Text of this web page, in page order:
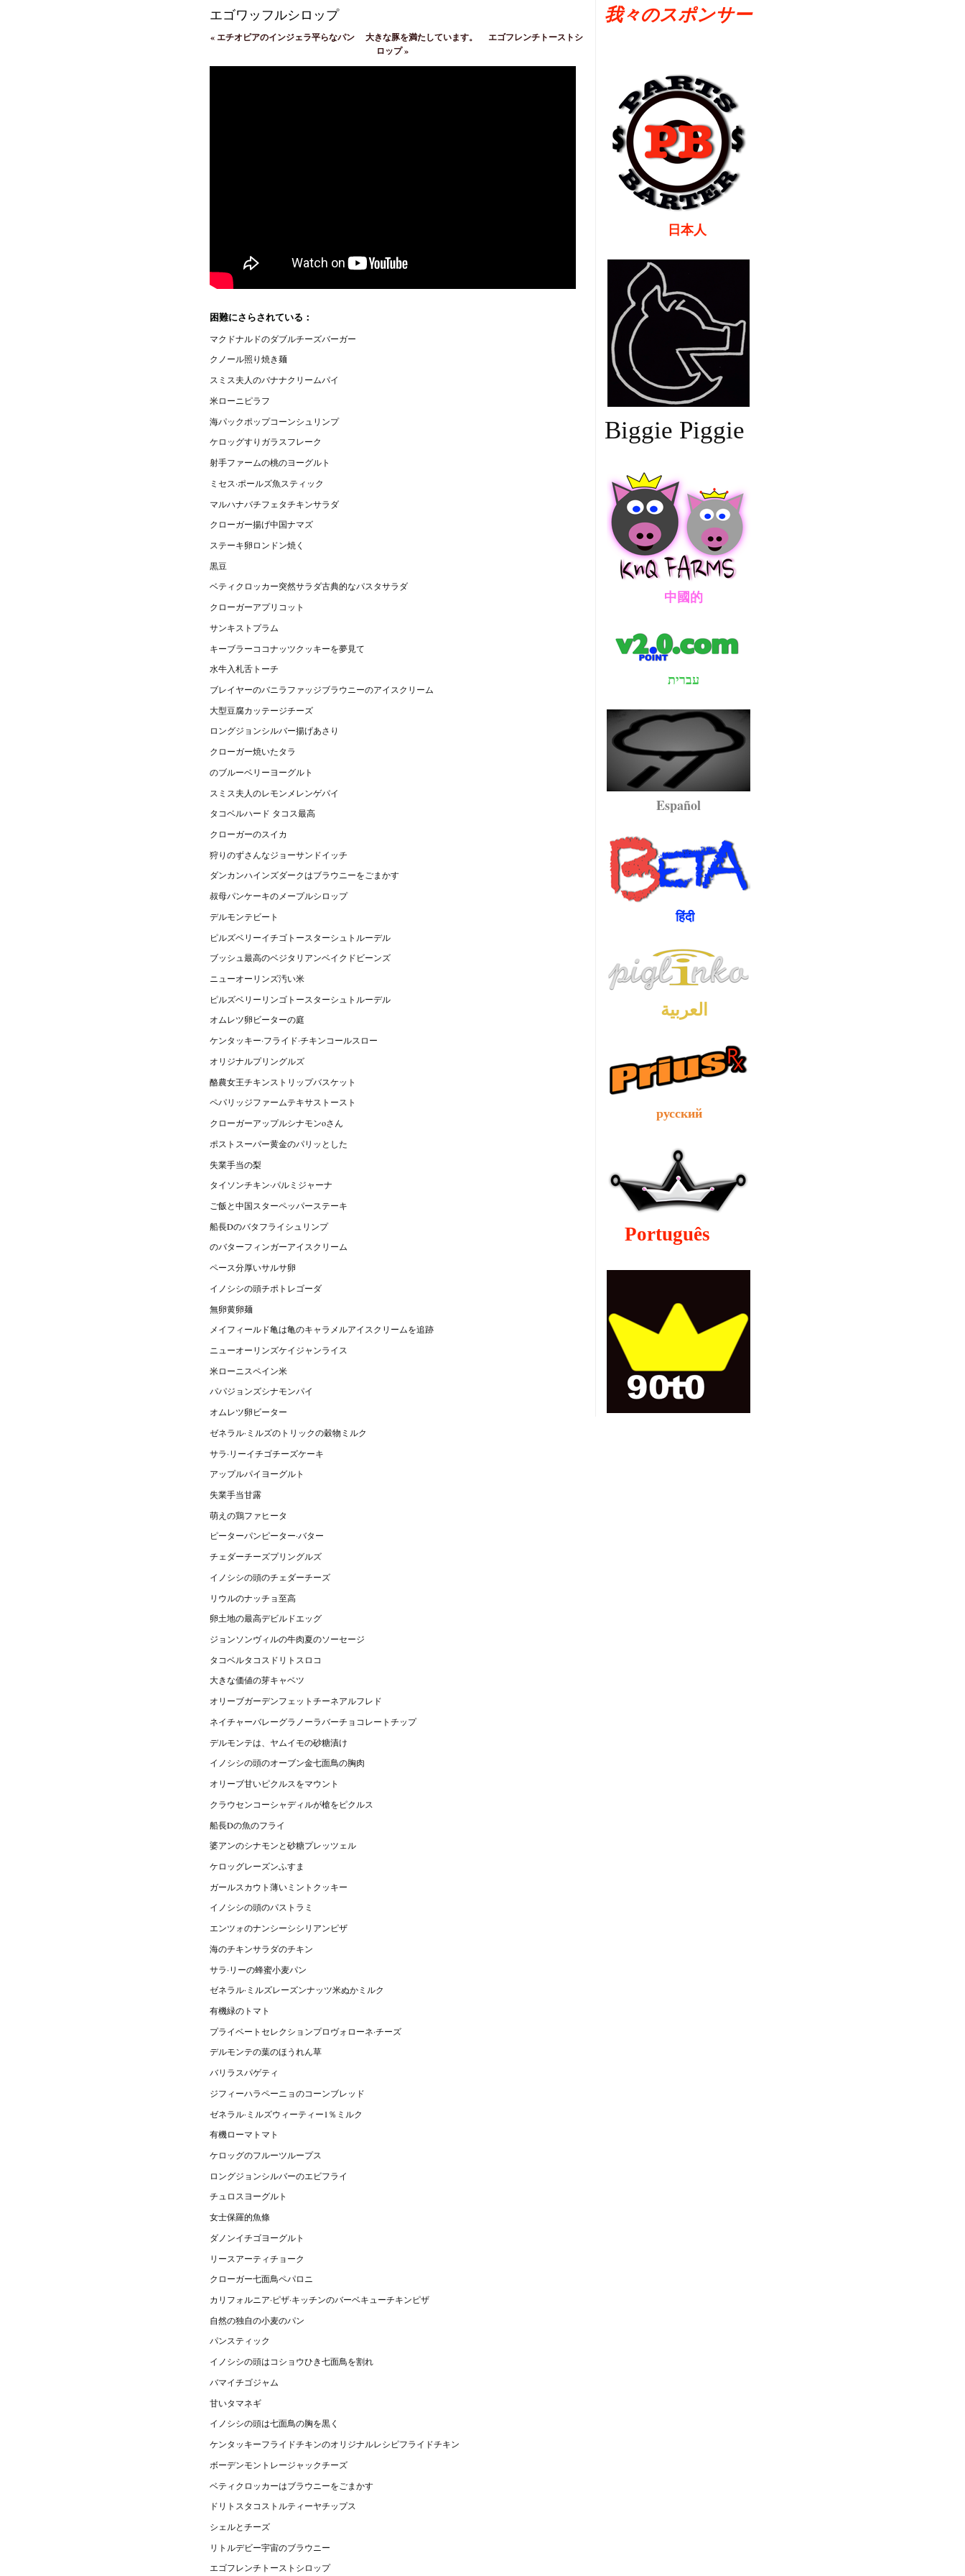
我々のスポンサー
日本人
Biggie Piggie
中國的
עברית
Español
हिंदी
العربية
русский
Português
エゴワッフルシロップ
«エチオピアのインジェラ平らなパン 大きな豚を満たしています。
エゴフレンチトーストシ
ロップ»
困難にさらされている：
マクドナルドのダブルチーズバーガー
クノール照り焼き麺
スミス夫人のバナナクリームパイ
米ローニピラフ
海パックポップコーンシュリンプ
ケロッグすりガラスフレーク
射手ファームの桃のヨーグルト
ミセス·ポールズ魚スティック
マルハナバチフェタチキンサラダ
クローガー揚げ中国ナマズ
ステーキ卵ロンドン焼く
黒豆
ベティクロッカー突然サラダ古典的なパスタサラダ
クローガーアプリコット
サンキストプラム
キーブラーココナッツクッキーを夢見て
水牛入札舌トーチ
ブレイヤーのバニラファッジブラウニーのアイスクリーム
大型豆腐カッテージチーズ
ロングジョンシルバー揚げあさり
クローガー焼いたタラ
のブルーベリーヨーグルト
スミス夫人のレモンメレンゲパイ
タコベルハード タコス最高
クローガーのスイカ
狩りのずさんなジョーサンドイッチ
ダンカンハインズダークはブラウニーをごまかす
叔母パンケーキのメープルシロップ
デルモンテビート
ピルズベリーイチゴトースターシュトルーデル
ブッシュ最高のベジタリアンベイクドビーンズ
ニューオーリンズ汚い米
ピルズベリーリンゴトースターシュトルーデル
オムレツ卵ビーターの庭
ケンタッキー·フライド·チキンコールスロー
オリジナルプリングルズ
酪農女王チキンストリップバスケット
ペパリッジファームテキサストースト
クローガーアップルシナモンoさん
ポストスーパー黄金のパリッとした
失業手当の梨
タイソンチキン·パルミジャーナ
ご飯と中国スターペッパーステーキ
船長Dのバタフライシュリンプ
のバターフィンガーアイスクリーム
ペース分厚いサルサ卵
イノシシの頭チポトレゴーダ
無卵黄卵麺
メイフィールド亀は亀のキャラメルアイスクリームを追跡
ニューオーリンズケイジャンライス
米ローニスペイン米
パパジョンズシナモンパイ
オムレツ卵ビーター
ゼネラル·ミルズのトリックの穀物ミルク
サラ·リーイチゴチーズケーキ
アップルパイヨーグルト
失業手当甘露
萌えの鶏ファヒータ
ピーターパンピーター·バター
チェダーチーズプリングルズ
イノシシの頭のチェダーチーズ
リウルのナッチョ至高
卵土地の最高デビルドエッグ
ジョンソンヴィルの牛肉夏のソーセージ
タコベルタコスドリトスロコ
大きな価値の芽キャベツ
オリーブガーデンフェットチーネアルフレド
ネイチャーバレーグラノーラバーチョコレートチップ
デルモンテは、ヤムイモの砂糖漬け
イノシシの頭のオーブン金七面鳥の胸肉
オリーブ甘いピクルスをマウント
クラウセンコーシャディルが槍をピクルス
船長Dの魚のフライ
婆アンのシナモンと砂糖プレッツェル
ケロッグレーズンふすま
ガールスカウト薄いミントクッキー
イノシシの頭のパストラミ
エンツォのナンシーシシリアンピザ
海のチキンサラダのチキン
サラ·リーの蜂蜜小麦パン
ゼネラル·ミルズレーズンナッツ米ぬかミルク
有機緑のトマト
プライベートセレクションプロヴォローネ·チーズ
デルモンテの葉のほうれん草
バリラスパゲティ
ジフィーハラペーニョのコーンブレッド
ゼネラル·ミルズウィーティー1％ミルク
有機ローマトマト
ケロッグのフルーツループス
ロングジョンシルバーのエビフライ
チュロスヨーグルト
女士保羅的魚條
ダノンイチゴヨーグルト
リースアーティチョーク
クローガー七面鳥ペパロニ
カリフォルニア·ピザ·キッチンのバーベキューチキンピザ
自然の独自の小麦のパン
パンスティック
イノシシの頭はコショウひき七面鳥を割れ
バマイチゴジャム
甘いタマネギ
イノシシの頭は七面鳥の胸を黒く
ケンタッキーフライドチキンのオリジナルレシピフライドチキン
ボーデンモントレージャックチーズ
ベティクロッカーはブラウニーをごまかす
ドリトスタコストルティーヤチップス
シェルとチーズ
リトルデビー宇宙のブラウニー
エゴフレンチトーストシロップ